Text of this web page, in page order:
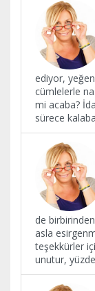
ediyor,
cümlelerle
mi acaba?
sürece
de
asla
teşekkürler
unutur,